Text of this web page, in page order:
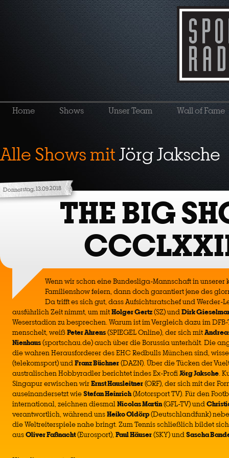
Home Shows Unser Team Wall of Fame
Alle Shows mitJörg Jaksche
Donnerstag, 13.09.2018
THE BIG
Wenn wir schon eine Bundesliga-Mannschaft in unserer
Familienshow feiern, dann doch garantiert jene des
Da trifft es sich gut, dass Aufsichtsratschef und Werder-
ausführlich Zeit nimmt, um mitHolger Gertz(SZ) undDirk
Weserstadion zu besprechen. Warum ist im Vergleich dazu im
menschelt, weißPeter Ahrens(SPIEGEL Online), der sich mit
Nienhaus(sportschau.de) auch über die Borussia unterhält. Die
die wahren Herausforderer des EHC Redbulls München sind,
(telekomsport) undFranz Büchner(DAZN). Über die Tücken der
australischen Hobbyradler berichtet indes Ex-ProfiJörg Jaksche.
Singapur erwischen wirErnst Hausleitner(ORF), der sich mit der
auseinandersetzt wieStefan Heinrich(Motorsport TV). Für den
international, zeichnen diesmalNicolas Martin(GFL-TV) und
verantwortlich, während unsHeiko Oldörp(Deutschlandfunk)
die Weltreiterspiele nahe bringt. Zum Tennis schließlich bildet
ausOliver Faßnacht(Eurosport), Paul Häuser(SKY) undSascha